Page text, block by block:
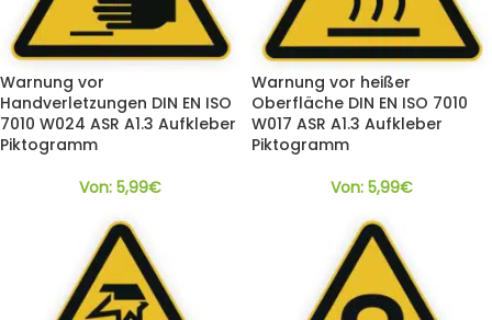
Warnung vor
Handverletzungen DIN EN ISO
7010 W024 ASR A1.3 Aufkleber
Piktogramm
Von: 5,99€
Warnung vor heißer
Oberfläche DIN EN ISO 7010
W017 ASR A1.3 Aufkleber
Piktogramm
Von: 5,99€